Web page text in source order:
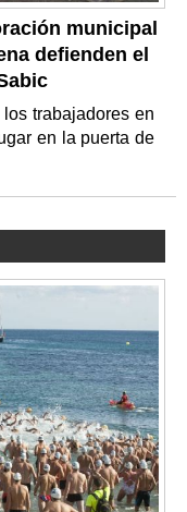
municipal
defienden el
trabajadores en
en la puerta de